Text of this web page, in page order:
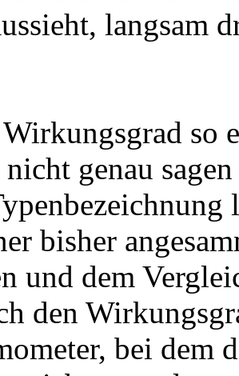
langsam
so
genau
bisher
und dem
den
bei dem